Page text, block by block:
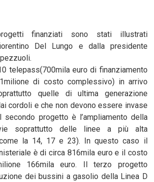
finanziati sono stati illustrati
Del Lungo e dalla presidente
telepass(700mila euro di finanziamento
di costo complessivo) in arrivo
quelle di ultima generazione
cordoli e che non devono essere invase
secondo progetto è l’ampliamento della
soprattutto delle linee a più alta
la 14, 17 e 23). In questo caso il
è di circa 816mila euro e il costo
166mila euro. Il terzo progetto
dei bussini a gasolio della Linea D